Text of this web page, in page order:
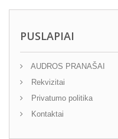
PUSLAPIAI
AUDROS PRANAŠAI
Rekvizitai
Privatumo politika
Kontaktai